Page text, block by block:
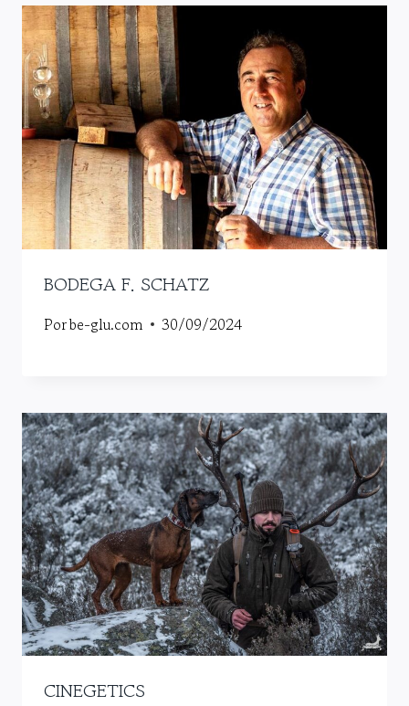
BODEGA F. SCHATZ
Porbe-glu.com 30/09/2024
CINEGETICS